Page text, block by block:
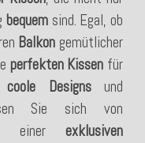
bequem sind. Egal, ob
Balkon gemütlicher
perfekten Kissen für
coole Designs und
Sie sich von
einer exklusiven